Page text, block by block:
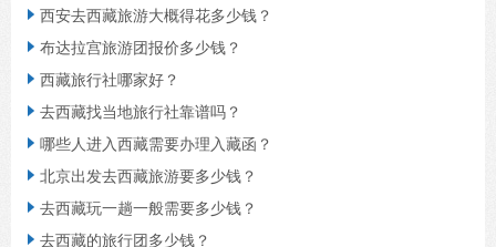
 西安去西藏旅游大概得花多少钱？
 布达拉宫旅游团报价多少钱？
 西藏旅行社哪家好？
 去西藏找当地旅行社靠谱吗？
 哪些人进入西藏需要办理入藏函？
 北京出发去西藏旅游要多少钱？
 去西藏玩一趟一般需要多少钱？
 去西藏的旅行团多少钱？